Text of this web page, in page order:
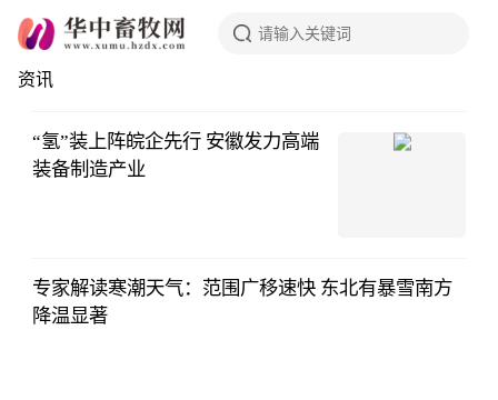
资讯
“氢”装上阵皖企先行 安徽发力高端
装备制造产业
专家解读寒潮天气：范围广移速快 东北有暴雪南方
降温显著